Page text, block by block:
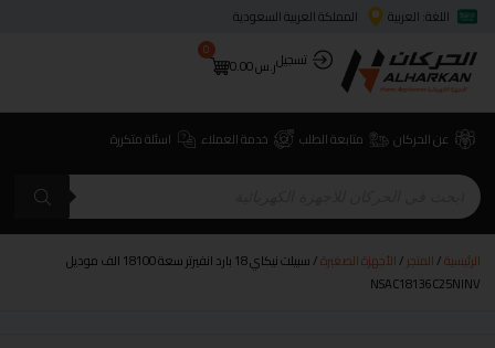
اللغة: العربية
المملكة العربية السعودية
تسجيلر.س0.00
0
عن الحركان متابعة الطلب خدمة العملاء اسئلة متكررة
الرئيسية/المتجر/الأجهزة الصغيرة
/ سبيلت نيكاي 18 بارد انفيرتر سعة 18100 الف موديل
NSAC18136C25NINV